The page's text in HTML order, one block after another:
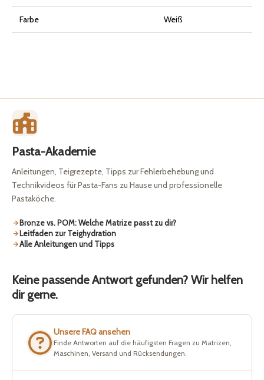
Farbe Weiß
Pasta-Akademie
Anleitungen, Teigrezepte, Tipps zur Fehlerbehebung und
Technikvideos für Pasta-Fans zu Hause und professionelle
Pastaköche.
Bronze vs. POM: Welche Matrize passt zu dir?
Leitfaden zur Teighydration
Alle Anleitungen und Tipps
Keine passende Antwort gefunden? Wir helfen
dir gerne.
Unsere FAQ ansehen
Finde Antworten auf die häufigsten Fragen zu Matrizen,
Maschinen, Versand und Rücksendungen.